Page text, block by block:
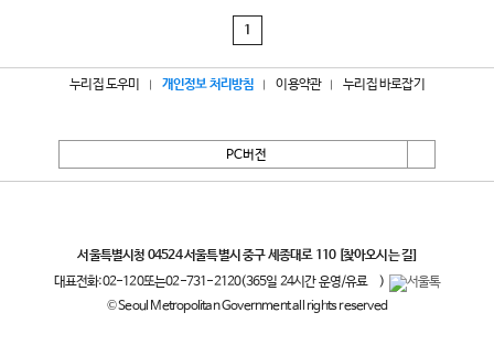
1
누리집 도우미 개인정보 처리방침 이용약관 누리집 바로잡기
PC버전
서울특별시청 04524 서울특별시 중구 세종대로 110 [찾아오시는 길]
대표전화:02-120또는02-731-2120(365일 24시간 운영/유료
)
© Seoul Metropolitan Government all rights reserved